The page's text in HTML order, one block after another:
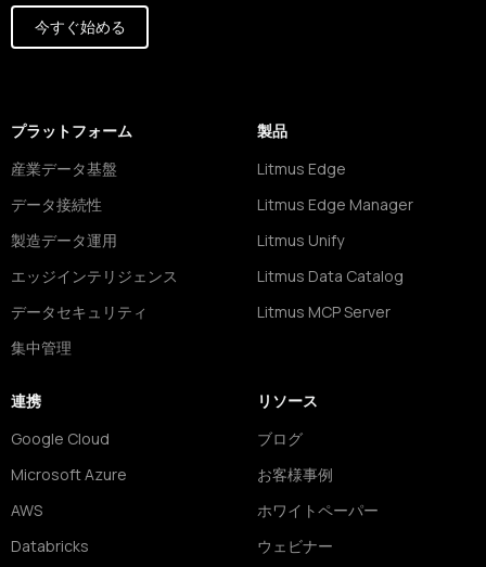
今すぐ始める
プラットフォーム
産業データ基盤
データ接続性
製造データ運用
エッジインテリジェンス
データセキュリティ
集中管理
製品
Litmus Edge
Litmus Edge Manager
Litmus Unify
Litmus Data Catalog
Litmus MCP Server
連携
Google Cloud
Microsoft Azure
AWS
Databricks
リソース
ブログ
お客様事例
ホワイトペーパー
ウェビナー